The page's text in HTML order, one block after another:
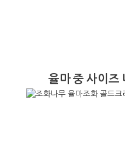
율마 중 사이즈